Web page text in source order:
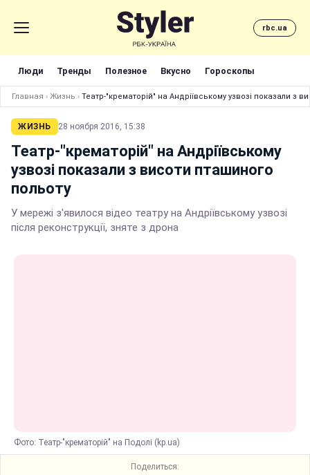
rbc.ua
Люди Тренды Полезное Вкусно Гороскопы
Главная › Жизнь › Театр-"крематорій" на Андріївському узвозі показали з
ЖИЗНЬ 28 ноября 2016, 15:38
Театр-"крематорій" на Андріївському
узвозі показали з висоти пташиного
польоту
У мережі з'явилося відео театру на Андріївському узвозі
після реконструкції, зняте з дрона
Фото: Театр-"крематорій" на Подолі (kp.ua)
Поделиться: